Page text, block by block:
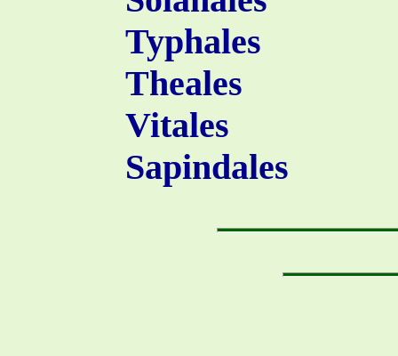
Typhales
Theales
Vitales
Sapindales